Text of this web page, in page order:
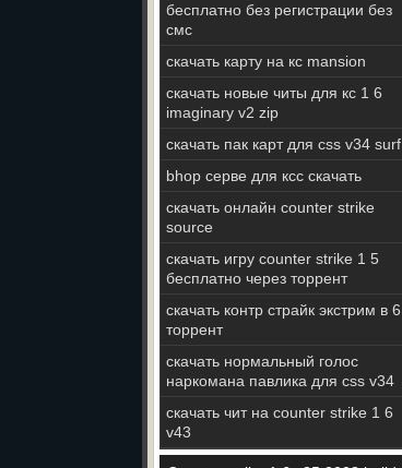
бесплатно без регистрации без
смс
скачать карту на кс mansion
скачать новые читы для кс 1 6
imaginary v2 zip
скачать пак карт для css v34 surf
bhop серве для ксс скачать
скачать онлайн counter strike
source
скачать игру counter strike 1 5
бесплатно через торрент
скачать контр страйк экстрим в 6
торрент
скачать нормальный голос
наркомана павлика для css v34
скачать чит на counter strike 1 6
v43